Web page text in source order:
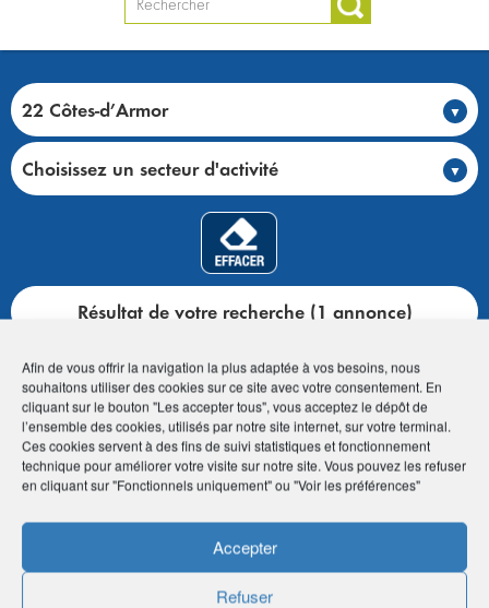
Afin de vous offrir la navigation la plus adaptée à vos besoins, nous
souhaitons utiliser des cookies sur ce site avec votre consentement. En
cliquant sur le bouton "Les accepter tous", vous acceptez le dépôt de
l’ensemble des cookies, utilisés par notre site internet, sur votre terminal.
Ces cookies servent à des fins de suivi statistiques et fonctionnement
technique pour améliorer votre visite sur notre site. Vous pouvez les refuser
en cliquant sur "Fonctionnels uniquement" ou "Voir les préférences"
Accepter
Refuser
22 Côtes-d’Armor
Choisissez un secteur d'activité
Résultat de votre recherche (1 annonce)
Accueil>Club annonces>Toutes les annonces
22 Côtes-d’Armor (1 annonce)
#Bretagne #22 Côtes-d’Armor #Activités
juridiques et comptables